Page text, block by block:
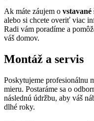
Ak máte záujem o
alebo si chcete overiť viac
Radi vám poradíme a
váš domov.
Montáž a servis
Poskytujeme profesionálnu
mieru. Postaráme sa o
následnú údržbu, aby váš
dlhé roky.